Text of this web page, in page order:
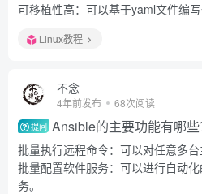
可移植性高：可以基于yaml文件编
Linux教程
不念
4年前发布 68次阅读
提问 Ansible的主要功能有哪些
批量执行远程命令：可以对任意多台
批量配置软件服务：可以进行自动
务。